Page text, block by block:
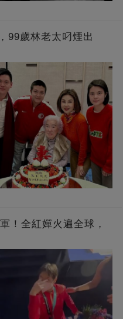
99歲林老太叼煙出
！全紅嬋火遍全球，